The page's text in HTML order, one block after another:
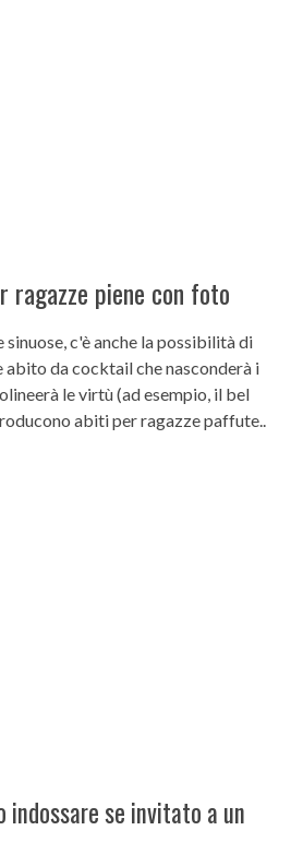
ragazze piene con foto
c'è anche la possibilità di
abito da cocktail che nasconderà i
le virtù (ad esempio, il bel
abiti per ragazze paffute..
indossare se invitato a un